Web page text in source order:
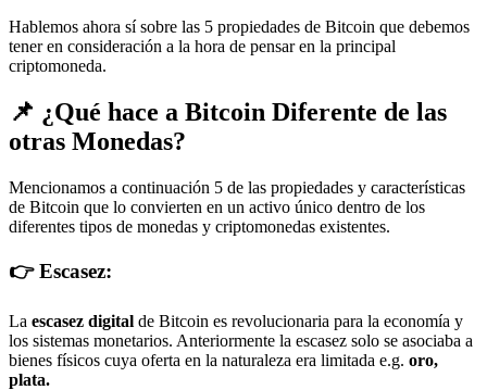
Hablemos ahora sí sobre las 5 propiedades de Bitcoin que debemos
tener en consideración a la hora de pensar en la principal
criptomoneda.
📌 ¿Qué hace a Bitcoin Diferente de las
otras Monedas?
Mencionamos a continuación 5 de las propiedades y características
de Bitcoin que lo convierten en un activo único dentro de los
diferentes tipos de monedas y criptomonedas existentes.
👉 Escasez:
La escasez digital de Bitcoin es revolucionaria para la economía y
los sistemas monetarios. Anteriormente la escasez solo se asociaba a
bienes físicos cuya oferta en la naturaleza era limitada e.g. oro,
plata.